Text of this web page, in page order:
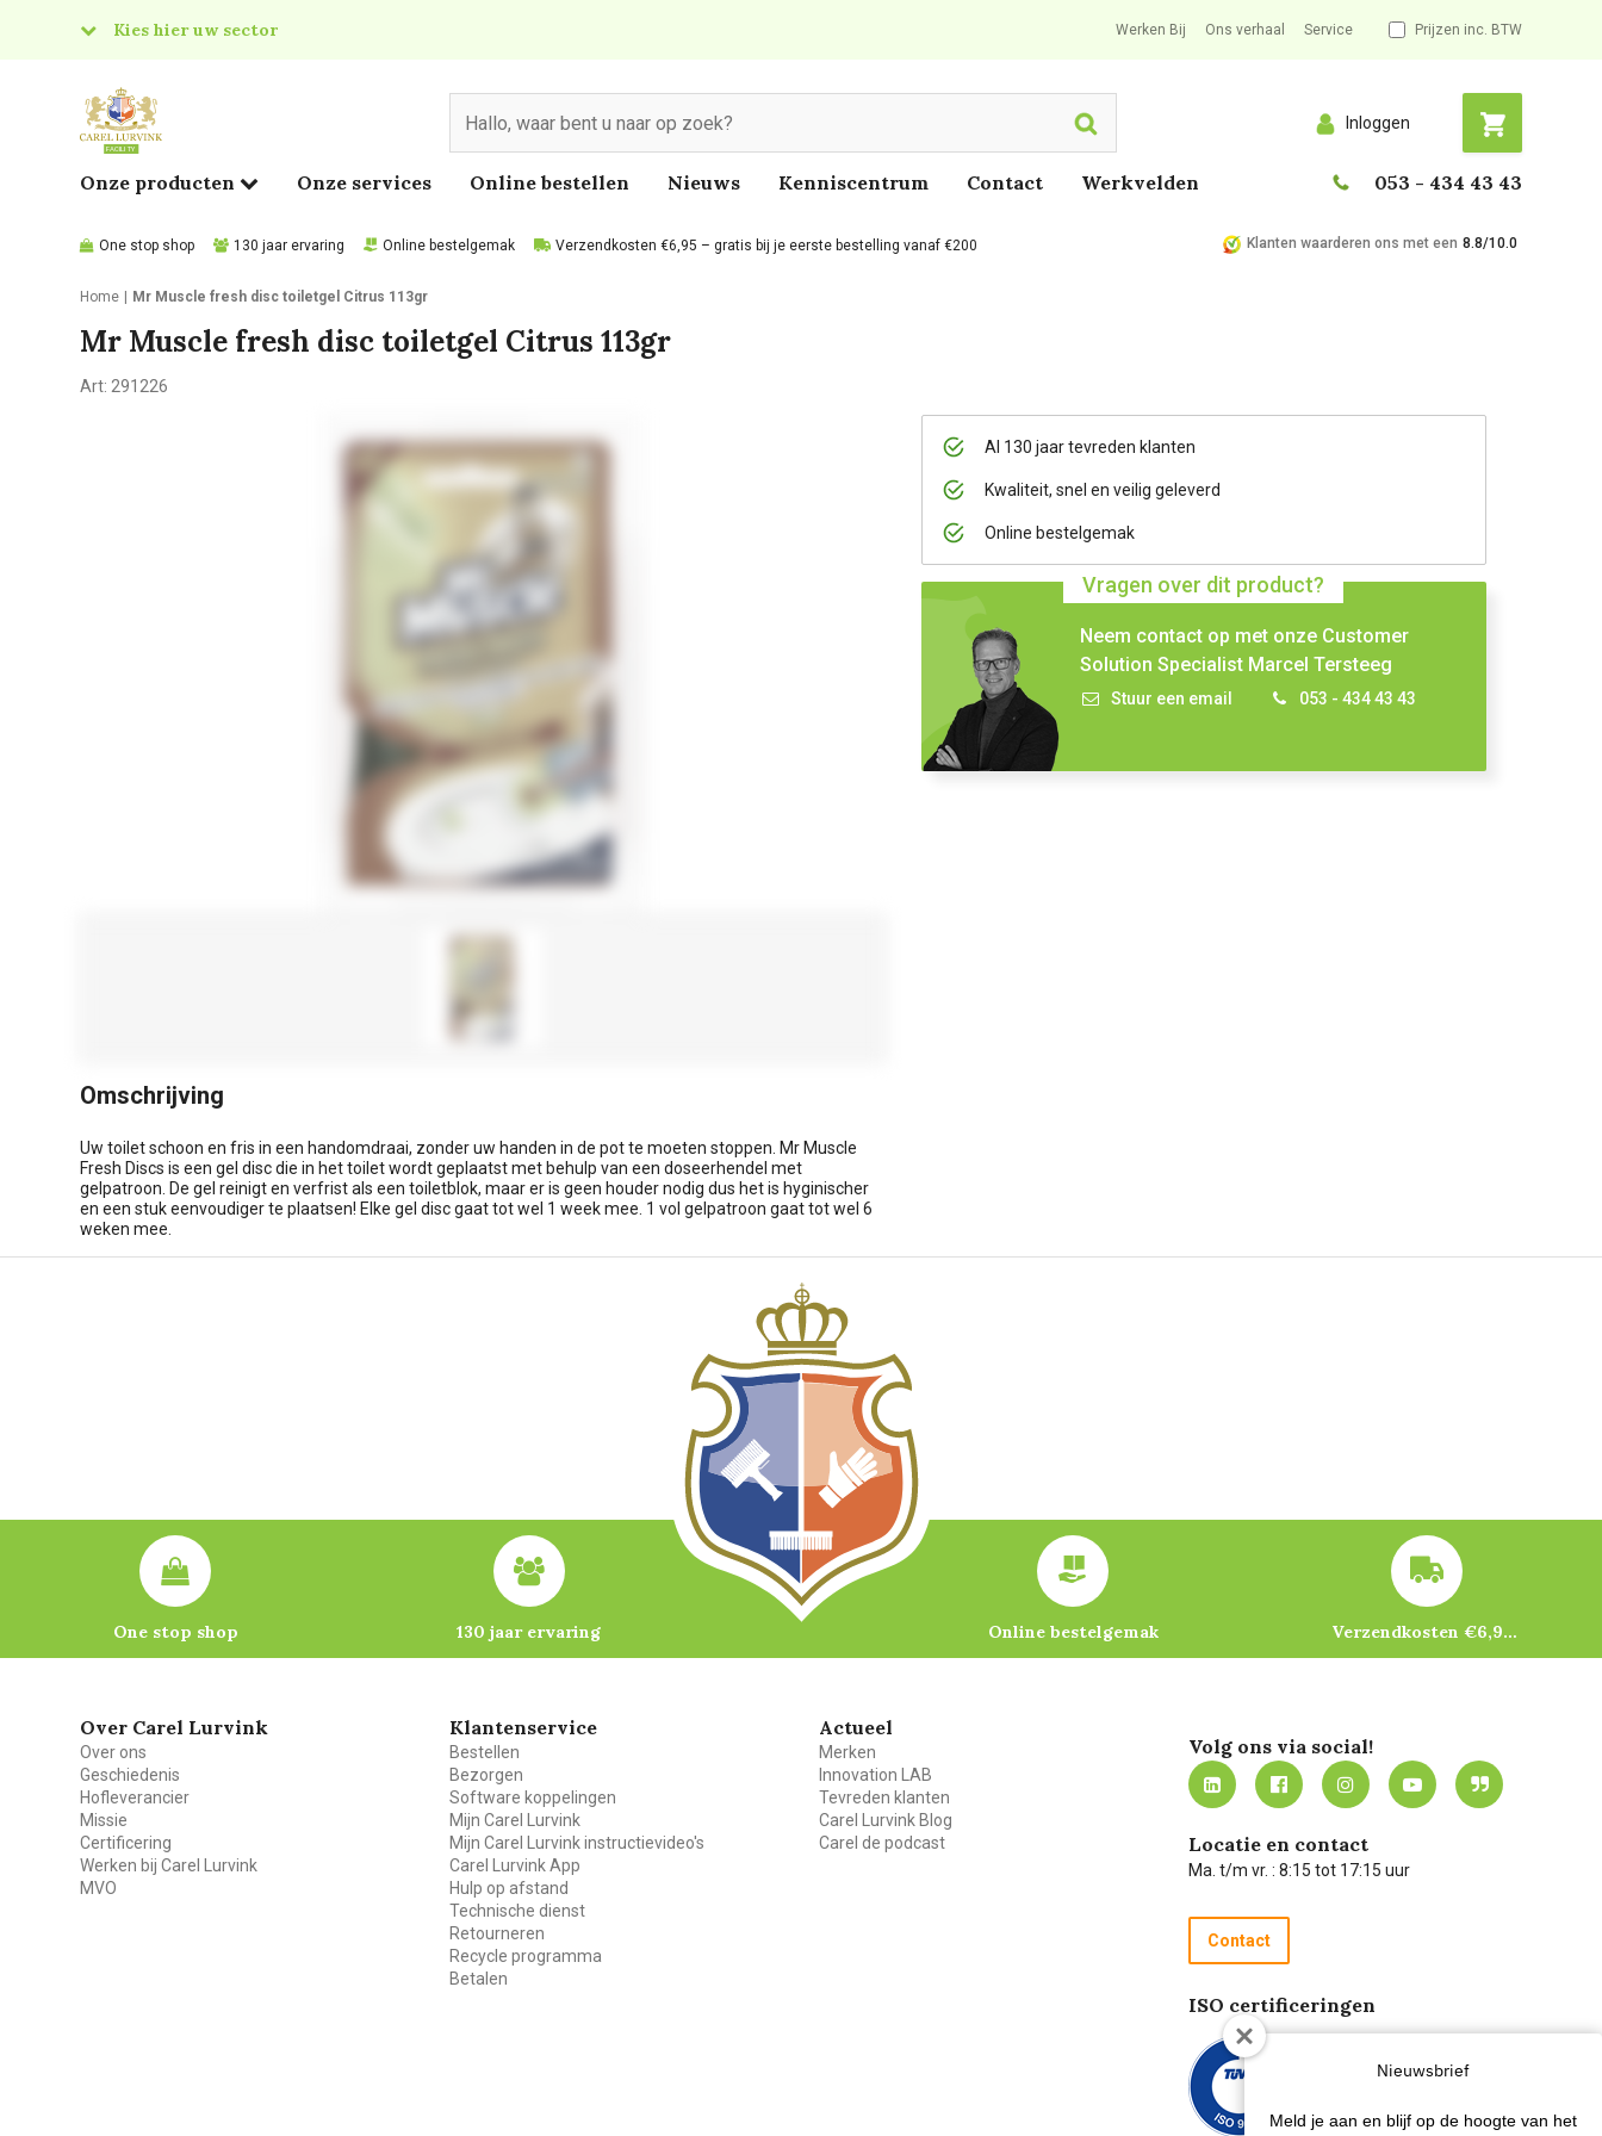
Kies hier uw sector
Food
Werken Bij Ons verhaal Service Prijzen inc. BTW
Search Inloggen
Onze producten Onze services Online bestellen Nieuws Kenniscentrum Contact Werkvelden 053 - 434 43 43
One stop shop 130 jaar ervaring Online bestelgemak Verzendkosten €6,95 – gratis bij je eerste bestelling vanaf €200 Klanten waarderen ons met een 8.8/10.0
Home Mr Muscle fresh disc toiletgel Citrus 113gr
Mr Muscle fresh disc toiletgel Citrus 113gr
Art: 291226
Al 130 jaar tevreden klanten
Kwaliteit, snel en veilig geleverd
Online bestelgemak
Vragen over dit product?
Neem contact op met onze Customer
Solution Specialist Marcel Tersteeg
Stuur een email 053 - 434 43 43
Omschrijving
Uw toilet schoon en fris in een handomdraai, zonder uw handen in de pot te moeten stoppen. Mr Muscle
Fresh Discs is een gel disc die in het toilet wordt geplaatst met behulp van een doseerhendel met
gelpatroon. De gel reinigt en verfrist als een toiletblok, maar er is geen houder nodig dus het is hyginischer
en een stuk eenvoudiger te plaatsen! Elke gel disc gaat tot wel 1 week mee. 1 vol gelpatroon gaat tot wel 6
weken mee.
One stop shop 130 jaar ervaring Online bestelgemak Verzendkosten €6,95 – gratis bij je eerste bestelling vanaf €200
Over Carel Lurvink
Over ons
Geschiedenis
Hofleverancier
Missie
Certificering
Werken bij Carel Lurvink
MVO
Klantenservice
Bestellen
Bezorgen
Software koppelingen
Mijn Carel Lurvink
Mijn Carel Lurvink instructievideo's
Carel Lurvink App
Hulp op afstand
Technische dienst
Retourneren
Recycle programma
Betalen
Actueel
Merken
Innovation LAB
Tevreden klanten
Carel Lurvink Blog
Carel de podcast
Volg ons via social!
Locatie en contact
Ma. t/m vr. : 8:15 tot 17:15 uur
Contact
ISO certificeringen
Nieuwsbrief
Meld je aan en blijf op de hoogte van het